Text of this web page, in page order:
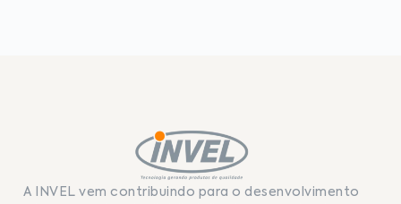
A INVEL vem contribuindo para o desenvolvimento